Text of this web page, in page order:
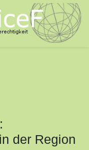
der Region